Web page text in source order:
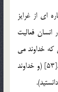
اي از غرايز
انسان فعاليت
كه خداوند مي
فرمايد: «والله اخرجكم من بطون امهاتكم لا تعلمون شيئا».[53] (و خداوند